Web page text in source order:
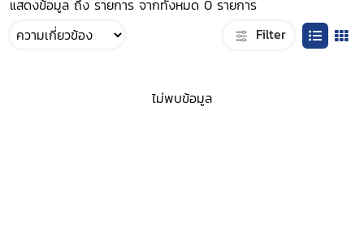
แสดงข้อมูล ถึง รายการ จากทั้งหมด 0 รายการ
Filter
ไม่พบข้อมูล